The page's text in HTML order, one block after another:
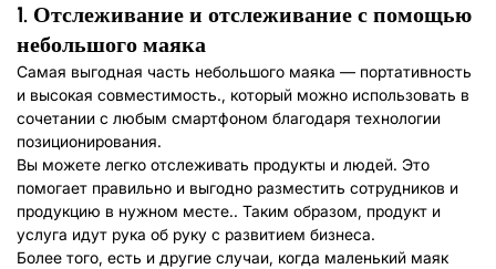
1. Отслеживание и отслеживание с помощью
небольшого маяка
Самая выгодная часть небольшого маяка — портативность
и высокая совместимость., который можно использовать в
сочетании с любым смартфоном благодаря технологии
позиционирования.
Вы можете легко отслеживать продукты и людей. Это
помогает правильно и выгодно разместить сотрудников и
продукцию в нужном месте.. Таким образом, продукт и
услуга идут рука об руку с развитием бизнеса.
Более того, есть и другие случаи, когда маленький маяк